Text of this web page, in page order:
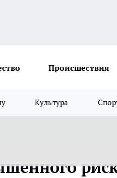
Происшествия
Культура